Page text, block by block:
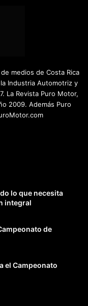
medios de Costa Rica
Industria Automotriz y
La Revista Puro Motor,
2009. Además Puro
lo que necesita
integral
de
el Campeonato